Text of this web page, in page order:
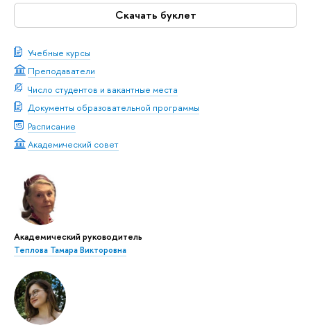
Скачать буклет
Учебные курсы
Преподаватели
Число студентов и вакантные места
Документы образовательной программы
Расписание
Академический совет
Академический руководитель
Теплова Тамара Викторовна